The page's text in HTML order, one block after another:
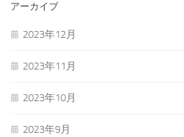
アーカイブ
2023年12月
2023年11月
2023年10月
2023年9月